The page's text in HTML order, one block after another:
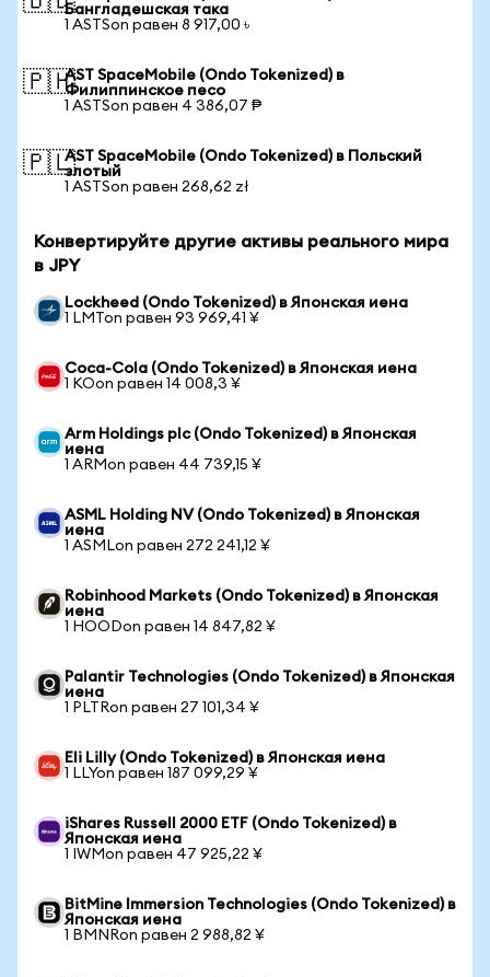
Бангладешская така
1 ASTSon равен 8 917,00 ৳
🇵🇭AST SpaceMobile (Ondo Tokenized) в
Филиппинское песо
1 ASTSon равен 4 386,07 ₱
🇵🇱AST SpaceMobile (Ondo Tokenized) в Польский
злотый
1 ASTSon равен 268,62 zł
Конвертируйте другие активы реального мира
в JPY
Lockheed (Ondo Tokenized) в Японская иена
1 LMTon равен 93 969,41 ¥
Coca-Cola (Ondo Tokenized) в Японская иена
1 KOon равен 14 008,3 ¥
Arm Holdings plc (Ondo Tokenized) в Японская
иена
1 ARMon равен 44 739,15 ¥
ASML Holding NV (Ondo Tokenized) в Японская
иена
1 ASMLon равен 272 241,12 ¥
Robinhood Markets (Ondo Tokenized) в Японская
иена
1 HOODon равен 14 847,82 ¥
Palantir Technologies (Ondo Tokenized) в Японская
иена
1 PLTRon равен 27 101,34 ¥
Eli Lilly (Ondo Tokenized) в Японская иена
1 LLYon равен 187 099,29 ¥
iShares Russell 2000 ETF (Ondo Tokenized) в
Японская иена
1 IWMon равен 47 925,22 ¥
BitMine Immersion Technologies (Ondo Tokenized) в
Японская иена
1 BMNRon равен 2 988,82 ¥